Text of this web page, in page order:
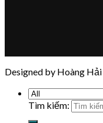
Designed by Hoàng Hải
Tìm kiếm: